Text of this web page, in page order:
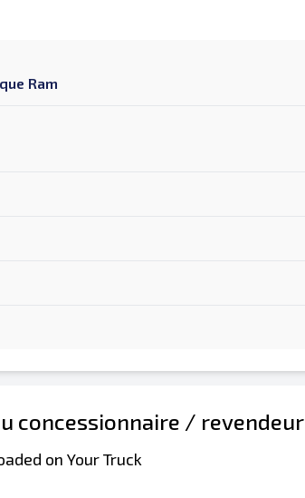
Ram
concessionnaire / revendeur
on Your Truck
mobile